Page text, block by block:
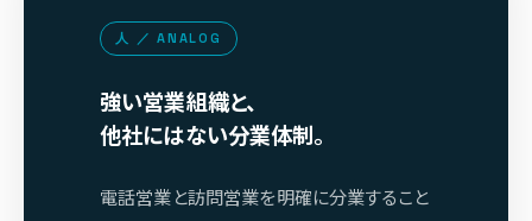
人 ／ ANALOG
強い営業組織と、
他社にはない分業体制。
電話営業と訪問営業を明確に分業すること